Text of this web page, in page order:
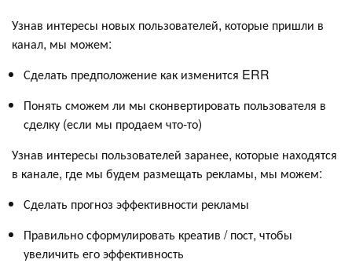
Узнав интересы новых пользователей, которые пришли в
канал, мы можем:
Сделать предположение как изменится ERR
Понять сможем ли мы сконвертировать пользователя в
сделку (если мы продаем что-то)
Узнав интересы пользователей заранее, которые находятся
в канале, где мы будем размещать рекламы, мы можем:
Сделать прогноз эффективности рекламы
Правильно сформулировать креатив / пост, чтобы
увеличить его эффективность